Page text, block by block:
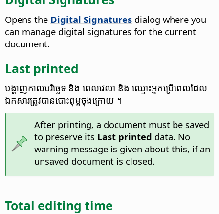
Opens the Digital Signatures dialog where you
can manage digital signatures for the current
document.
Last printed
បង្ហាញ​កាលបរិច្ឆេទ​ និង ពេល​វេលា​ និង ឈ្មោះ​អ្នក​ប្រើ​ពេល​ដែល​
ឯកសារ​ត្រូវ​បាន​បោះពុម្ព​ចុង​ក្រោយ​ ។
After printing, a document must be saved
to preserve its Last printed data. No
warning message is given about this, if an
unsaved document is closed.
Total editing time